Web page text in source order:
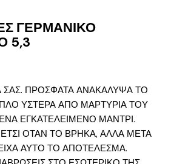
ΓΕΡΜΑΝΙΚΟ
5,3
ΣΑΣ. ΠΡΟΣΦΑΤΑ ΑΝΑΚΑΛΥΨΑ ΤΟ
ΥΣΤΕΡΑ ΑΠΟ ΜΑΡΤΥΡΙΑ ΤΟΥ
ΕΓΚΑΤΕΛΕΙΜΕΝΟ ΜΑΝΤΡΙ.
ΟΤΑΝ ΤΟ ΒΡΗΚΑ, ΑΛΛΑ ΜΕΤΑ
ΑΥΤΟ ΤΟ ΑΠΟΤΕΛΕΣΜΑ.